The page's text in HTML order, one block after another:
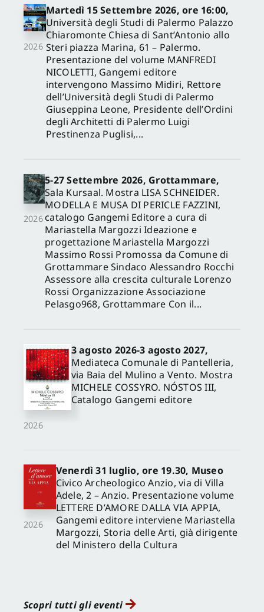
2026
Martedì 15 Settembre 2026, ore 16:00,
Università degli Studi di Palermo Palazzo
Chiaromonte Chiesa di Sant’Antonio allo
Steri piazza Marina, 61 – Palermo.
Presentazione del volume MANFREDI
NICOLETTI, Gangemi editore
intervengono Massimo Midiri, Rettore
dell’Università degli Studi di Palermo
Giuseppina Leone, Presidente dell’Ordini
degli Architetti di Palermo Luigi
Prestinenza Puglisi,...
2026
5-27 Settembre 2026, Grottammare,
Sala Kursaal. Mostra LISA SCHNEIDER.
MODELLA E MUSA DI PERICLE FAZZINI,
catalogo Gangemi Editore a cura di
Mariastella Margozzi Ideazione e
progettazione Mariastella Margozzi
Massimo Rossi Promossa da Comune di
Grottammare Sindaco Alessandro Rocchi
Assessore alla crescita culturale Lorenzo
Rossi Organizzazione Associazione
Pelasgo968, Grottammare Con il...
2026
3 agosto 2026-3 agosto 2027,
Mediateca Comunale di Pantelleria,
via Baia del Mulino a Vento. Mostra
MICHELE COSSYRO. NÓSTOS III,
Catalogo Gangemi editore
2026
Venerdì 31 luglio, ore 19.30, Museo
Civico Archeologico Anzio, via di Villa
Adele, 2 – Anzio. Presentazione volume
LETTERE D’AMORE DALLA VIA APPIA,
Gangemi editore interviene Mariastella
Margozzi, Storia delle Arti, già dirigente
del Ministero della Cultura
Scopri tutti gli eventi